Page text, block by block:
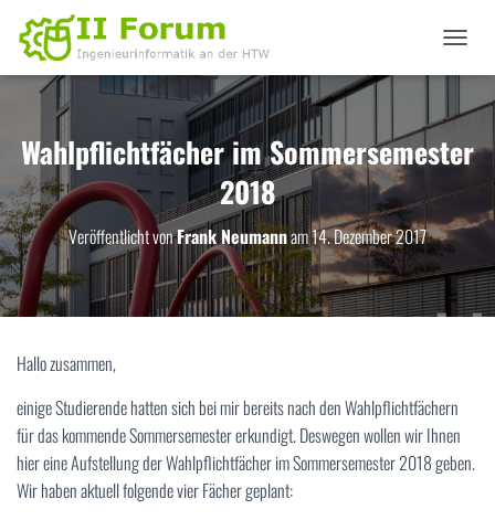
A
I
A
O
N
M
S
T
E
Wahlpflichtfächer im Sommersemester
2018
Veröffentlicht vonFrank Neumannam14. Dezember 2017
Hallo zusammen,
einige Studierende hatten sich bei mir bereits nach den Wahlpflichtfächern
für das kommende Sommersemester erkundigt. Deswegen wollen wir Ihnen
hier eine Aufstellung der Wahlpflichtfächer im Sommersemester 2018 geben.
Wir haben aktuell folgende vier Fächer geplant: